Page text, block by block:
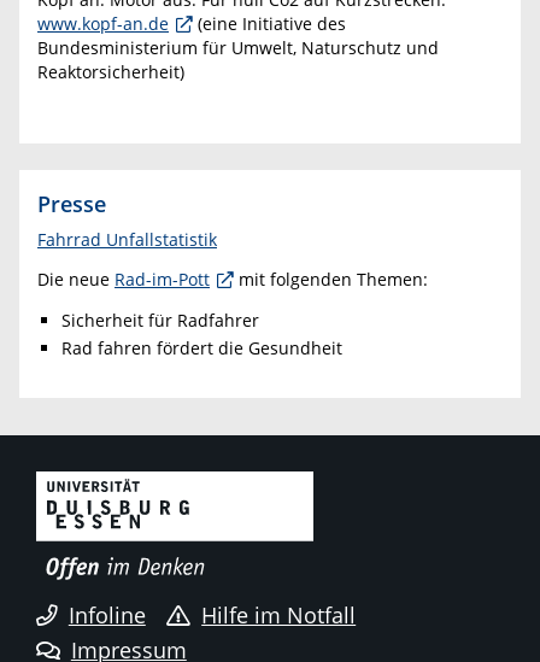
www.kopf-an.de
(eine Initiative des
Bundesministerium für Umwelt, Naturschutz und
Reaktorsicherheit)
Presse
Fahrrad Unfallstatistik
Die neue Rad-im-Pott
mit folgenden Themen:
Sicherheit für Radfahrer
Rad fahren fördert die Gesundheit
Infoline
Hilfe im Notfall
Impressum